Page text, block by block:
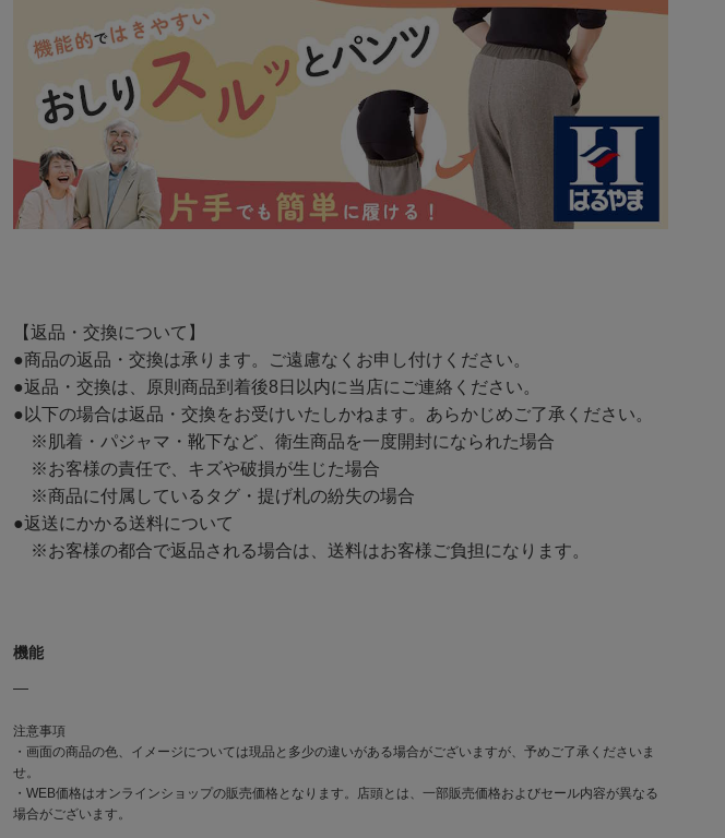
【返品・交換について】
●商品の返品・交換は承ります。ご遠慮なくお申し付けください。
●返品・交換は、原則商品到着後8日以内に当店にご連絡ください。
●以下の場合は返品・交換をお受けいたしかねます。あらかじめご了承ください。
※肌着・パジャマ・靴下など、衛生商品を一度開封になられた場合
※お客様の責任で、キズや破損が生じた場合
※商品に付属しているタグ・提げ札の紛失の場合
●返送にかかる送料について
※お客様の都合で返品される場合は、送料はお客様ご負担になります。
機能
―
注意事項
・画面の商品の色、イメージについては現品と多少の違いがある場合がございますが、予めご了承くださいま
せ。
・WEB価格はオンラインショップの販売価格となります。店頭とは、一部販売価格およびセール内容が異なる
場合がございます。